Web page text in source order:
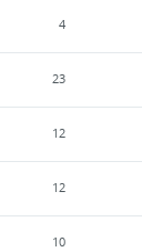
4
23
12
12
10